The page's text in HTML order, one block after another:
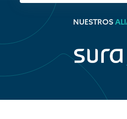
NUESTROS